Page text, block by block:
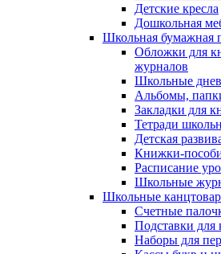
Детские кресла
Дошкольная
Школьная бумажная
Обложки для
журналов
Школьные
Альбомы,
Закладки для
Тетради
Детская
Книжки-
Расписание
Школьные
Школьные
Счетные
Подставки для
Наборы для